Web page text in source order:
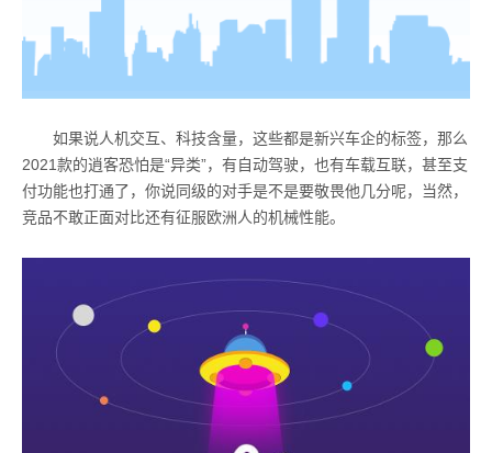
如果说人机交互、科技含量，这些都是新兴车企的标签，那么
2021款的逍客恐怕是“异类”，有自动驾驶，也有车载互联，甚至支
付功能也打通了，你说同级的对手是不是要敬畏他几分呢，当然，
竞品不敢正面对比还有征服欧洲人的机械性能。